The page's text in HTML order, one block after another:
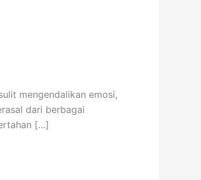
mengendalikan emosi,
dari berbagai
[…]